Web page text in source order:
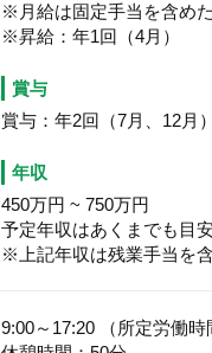
※月給は固定手当を含めた
※昇給：年1回（4月）
賞与
賞与：年2回（7月、12月）
年収
450万円 ~ 750万円
予定年収はあくまでも目
※上記年収は残業手当を
9:00～17:20 （所定労働時